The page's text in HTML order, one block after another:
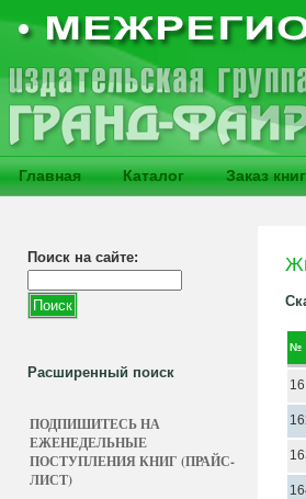
Главная Каталог Заказ книг
Поиск на сайте:
Расширенный поиск
ПОДПИШИТЕСЬ НА
ЕЖЕНЕДЕЛЬНЫЕ
ПОСТУПЛЕНИЯ КНИГ (ПРАЙС-
ЛИСТ)
№